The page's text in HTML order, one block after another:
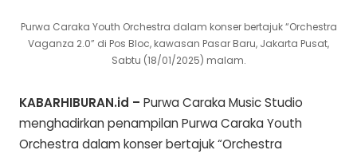
Purwa Caraka Youth Orchestra dalam konser bertajuk “Orchestra
Vaganza 2.0” di Pos Bloc, kawasan Pasar Baru, Jakarta Pusat,
Sabtu (18/01/2025) malam.
KABARHIBURAN.id – Purwa Caraka Music Studio
menghadirkan penampilan Purwa Caraka Youth
Orchestra dalam konser bertajuk “Orchestra